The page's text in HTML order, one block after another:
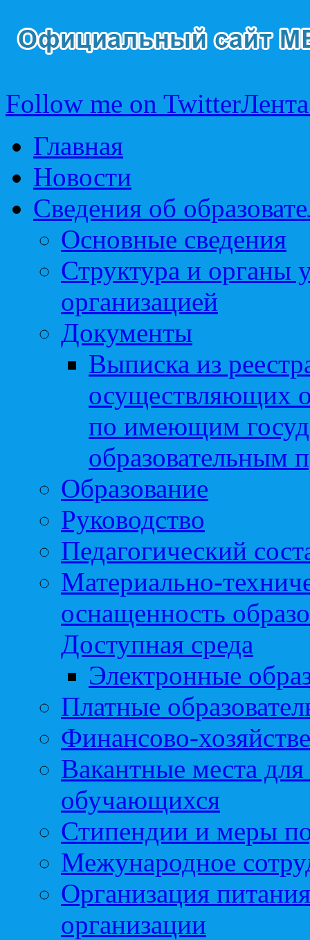
Follow me on Twitter
Главная
Новости
Сведения об
Основные сведения
Структура и органы
организацией
Документы
Выписка из
осуществляющих
по имеющим
образовательным
Образование
Руководство
Педагогический
Материально-
оснащенность
Доступная среда
Электронные
Платные
Финансово-
Вакантные места
обучающихся
Стипендии и меры
Межународное
Организация
организации